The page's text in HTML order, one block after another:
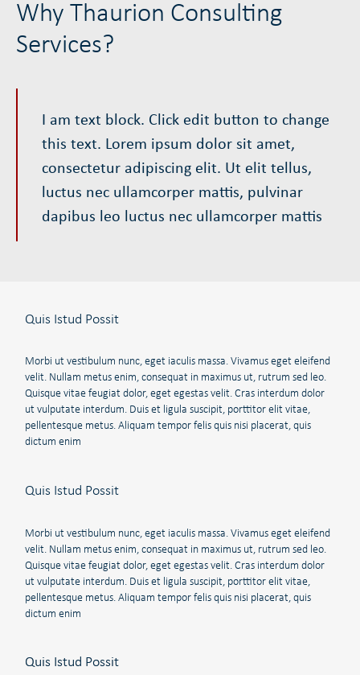
Why Thaurion Consulting
Services?
I am text block. Click edit button to change
this text. Lorem ipsum dolor sit amet,
consectetur adipiscing elit. Ut elit tellus,
luctus nec ullamcorper mattis, pulvinar
dapibus leo luctus nec ullamcorper mattis
Quis Istud Possit
Morbi ut vestibulum nunc, eget iaculis massa. Vivamus eget eleifend
velit. Nullam metus enim, consequat in maximus ut, rutrum sed leo.
Quisque vitae feugiat dolor, eget egestas velit. Cras interdum dolor
ut vulputate interdum. Duis et ligula suscipit, porttitor elit vitae,
pellentesque metus. Aliquam tempor felis quis nisi placerat, quis
dictum enim
Quis Istud Possit
Morbi ut vestibulum nunc, eget iaculis massa. Vivamus eget eleifend
velit. Nullam metus enim, consequat in maximus ut, rutrum sed leo.
Quisque vitae feugiat dolor, eget egestas velit. Cras interdum dolor
ut vulputate interdum. Duis et ligula suscipit, porttitor elit vitae,
pellentesque metus. Aliquam tempor felis quis nisi placerat, quis
dictum enim
Quis Istud Possit